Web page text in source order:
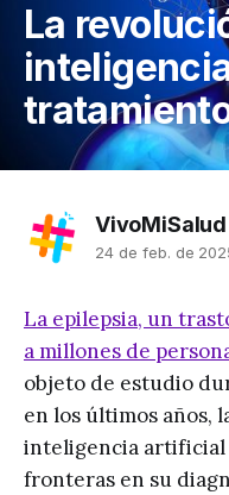
La
VivoMiSalud
24 de feb. de
La epilepsia, un
a millones de
objeto de estudio
en los últimos años,
inteligencia artificial
fronteras en su